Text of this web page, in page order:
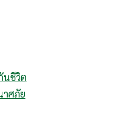
นชีวิต
าศภัย